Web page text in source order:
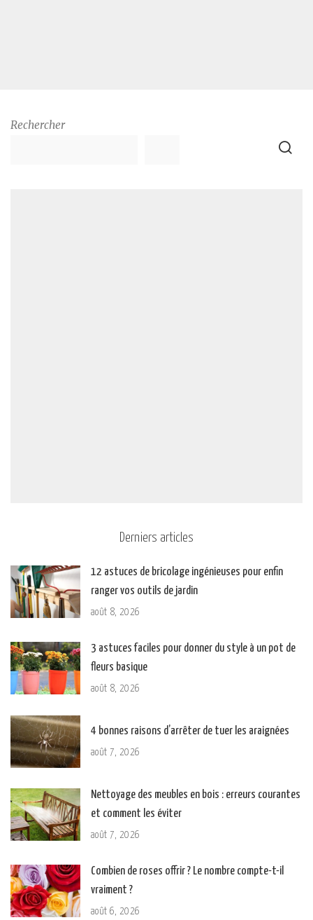
Rechercher
Derniers articles
12 astuces de bricolage ingénieuses pour enfin
ranger vos outils de jardin
août 8, 2026
3 astuces faciles pour donner du style à un pot de
fleurs basique
août 8, 2026
4 bonnes raisons d’arrêter de tuer les araignées
août 7, 2026
Nettoyage des meubles en bois : erreurs courantes
et comment les éviter
août 7, 2026
Combien de roses offrir ? Le nombre compte-t-il
vraiment ?
août 6, 2026